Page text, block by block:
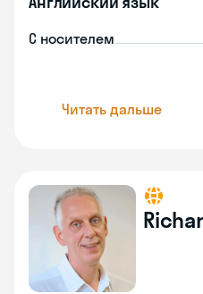
С носителем
Читать дальше